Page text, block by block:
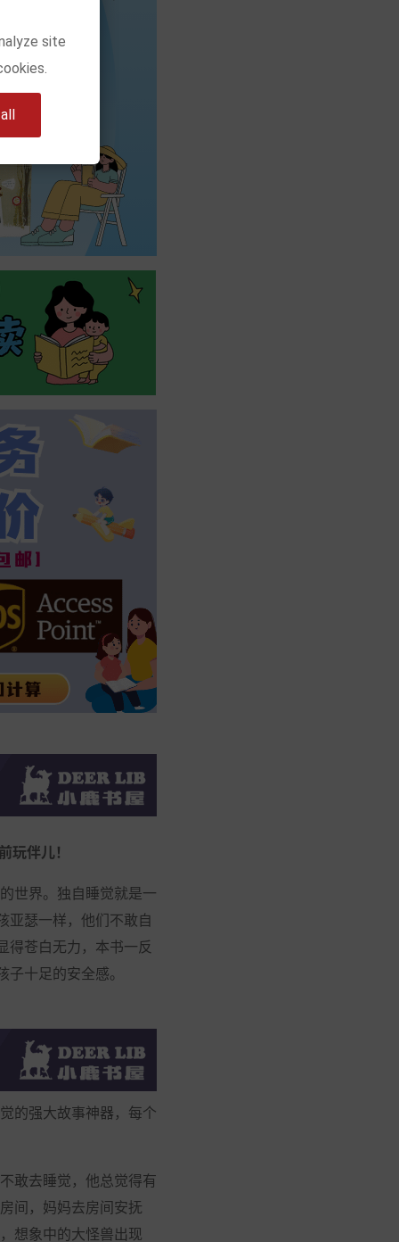
玩伴儿！
世界。独自睡觉就是一
亚瑟一样，他们不敢自
得苍白无力，本书一反
十足的安全感。
的强大故事神器，每个
敢去睡觉，他总觉得有
间，妈妈去房间安抚
想象中的大怪兽出现
site